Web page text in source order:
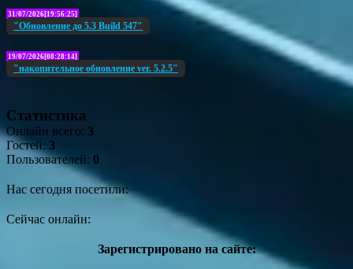
31/07/2026[19:56:25]
"Обновление до 5.3 Build 547"
19/07/2026[08:28:14]
"накопительное обновление ver. 5.2.5"
Статистика
Онлайн всего: 3
Гостей: 3
Пользователей: 0
Нас сегодня посетили:
Сейчас онлайн:
Зарегистрировано на сайте: